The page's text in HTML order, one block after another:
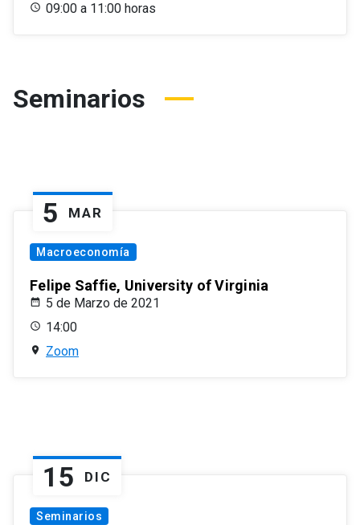
09:00 a 11:00 horas
Seminarios
5 MAR
Macroeconomía
Felipe Saffie, University of Virginia
5 de Marzo de 2021
14:00
Zoom
15 DIC
Seminarios